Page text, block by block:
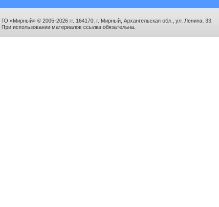
ГО «Мирный» © 2005-2026 гг. 164170, г. Мирный, Архангельская обл., ул. Ленина, 33.
При использовании материалов ссылка обязательна.